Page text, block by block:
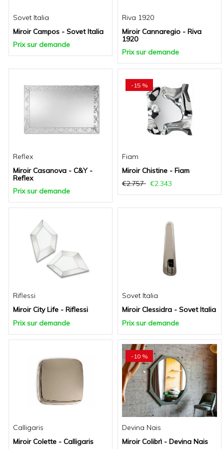
Sovet Italia
Miroir Campos - Sovet Italia
Prix sur demande
Riva 1920
Miroir Cannaregio - Riva
1920
Prix sur demande
Reflex
Miroir Casanova - C&Y -
Reflex
Prix sur demande
-15 %
Fiam
Miroir Chistine - Fiam
€2.757
€2.343
Riflessi
Miroir City Life - Riflessi
Prix sur demande
Sovet Italia
Miroir Clessidra - Sovet Italia
Prix sur demande
Calligaris
Miroir Colette - Calligaris
-10 %
Devina Nais
Miroir Colibrì - Devina Nais